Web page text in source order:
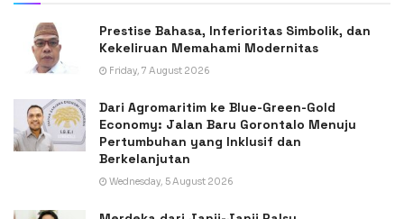
Prestise Bahasa, Inferioritas Simbolik, dan
Kekeliruan Memahami Modernitas
Friday, 7 August 2026
Dari Agromaritim ke Blue-Green-Gold
Economy: Jalan Baru Gorontalo Menuju
Pertumbuhan yang Inklusif dan
Berkelanjutan
Wednesday, 5 August 2026